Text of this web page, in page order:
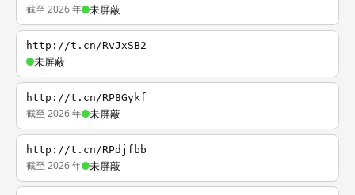
截至 2026 年 未屏蔽
http://t.cn/RvJxSB2
未屏蔽
http://t.cn/RP8Gykf
截至 2026 年 未屏蔽
http://t.cn/RPdjfbb
截至 2026 年 未屏蔽